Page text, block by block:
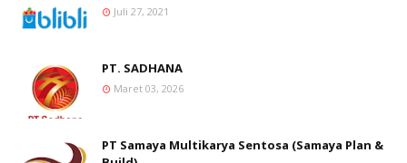
Juli 27, 2021
PT. SADHANA
Maret 03, 2026
PT Samaya Multikarya Sentosa (Samaya Plan &